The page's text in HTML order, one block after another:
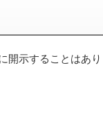
開示することはあり